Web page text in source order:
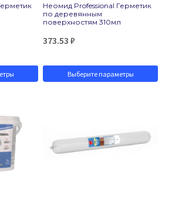
Неомид Professional Герметик
по деревянным
поверхностям 310мл
373.53 ₽
Выберите параметры
несколько